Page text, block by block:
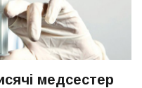
медсестер